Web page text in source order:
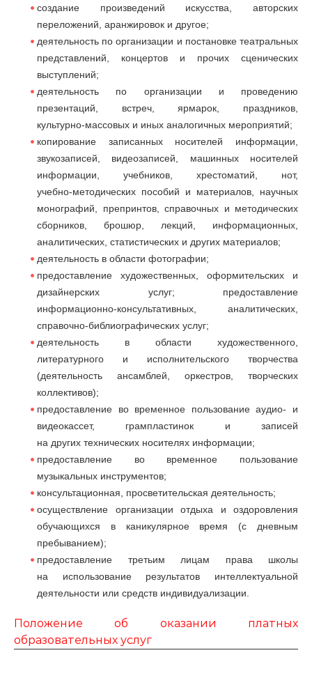
создание произведений искусства, авторских
переложений, аранжировок и другое;
деятельность по организации и постановке театральных
представлений, концертов и прочих сценических
выступлений;
деятельность по организации и проведению
презентаций, встреч, ярмарок, праздников,
культурно‑массовых и иных аналогичных мероприятий;
копирование записанных носителей информации,
звукозаписей, видеозаписей, машинных носителей
информации, учебников, хрестоматий, нот,
учебно‑методических пособий и материалов, научных
монографий, препринтов, справочных и методических
сборников, брошюр, лекций, информационных,
аналитических, статистических и других материалов;
деятельность в области фотографии;
предоставление художественных, оформительских и
дизайнерских услуг; предоставление
информационно‑консультативных, аналитических,
справочно-библиографических услуг;
деятельность в области художественного,
литературного и исполнительского творчества
(деятельность ансамблей, оркестров, творческих
коллективов);
предоставление во временное пользование аудио‑ и
видеокассет, грампластинок и записей
на других технических носителях информации;
предоставление во временное пользование
музыкальных инструментов;
консультационная, просветительская деятельность;
осуществление организации отдыха и оздоровления
обучающихся в каникулярное время (с дневным
пребыванием);
предоставление третьим лицам права школы
на использование результатов интеллектуальной
деятельности или средств индивидуализации.
Положение об оказании платных
образовательных услуг